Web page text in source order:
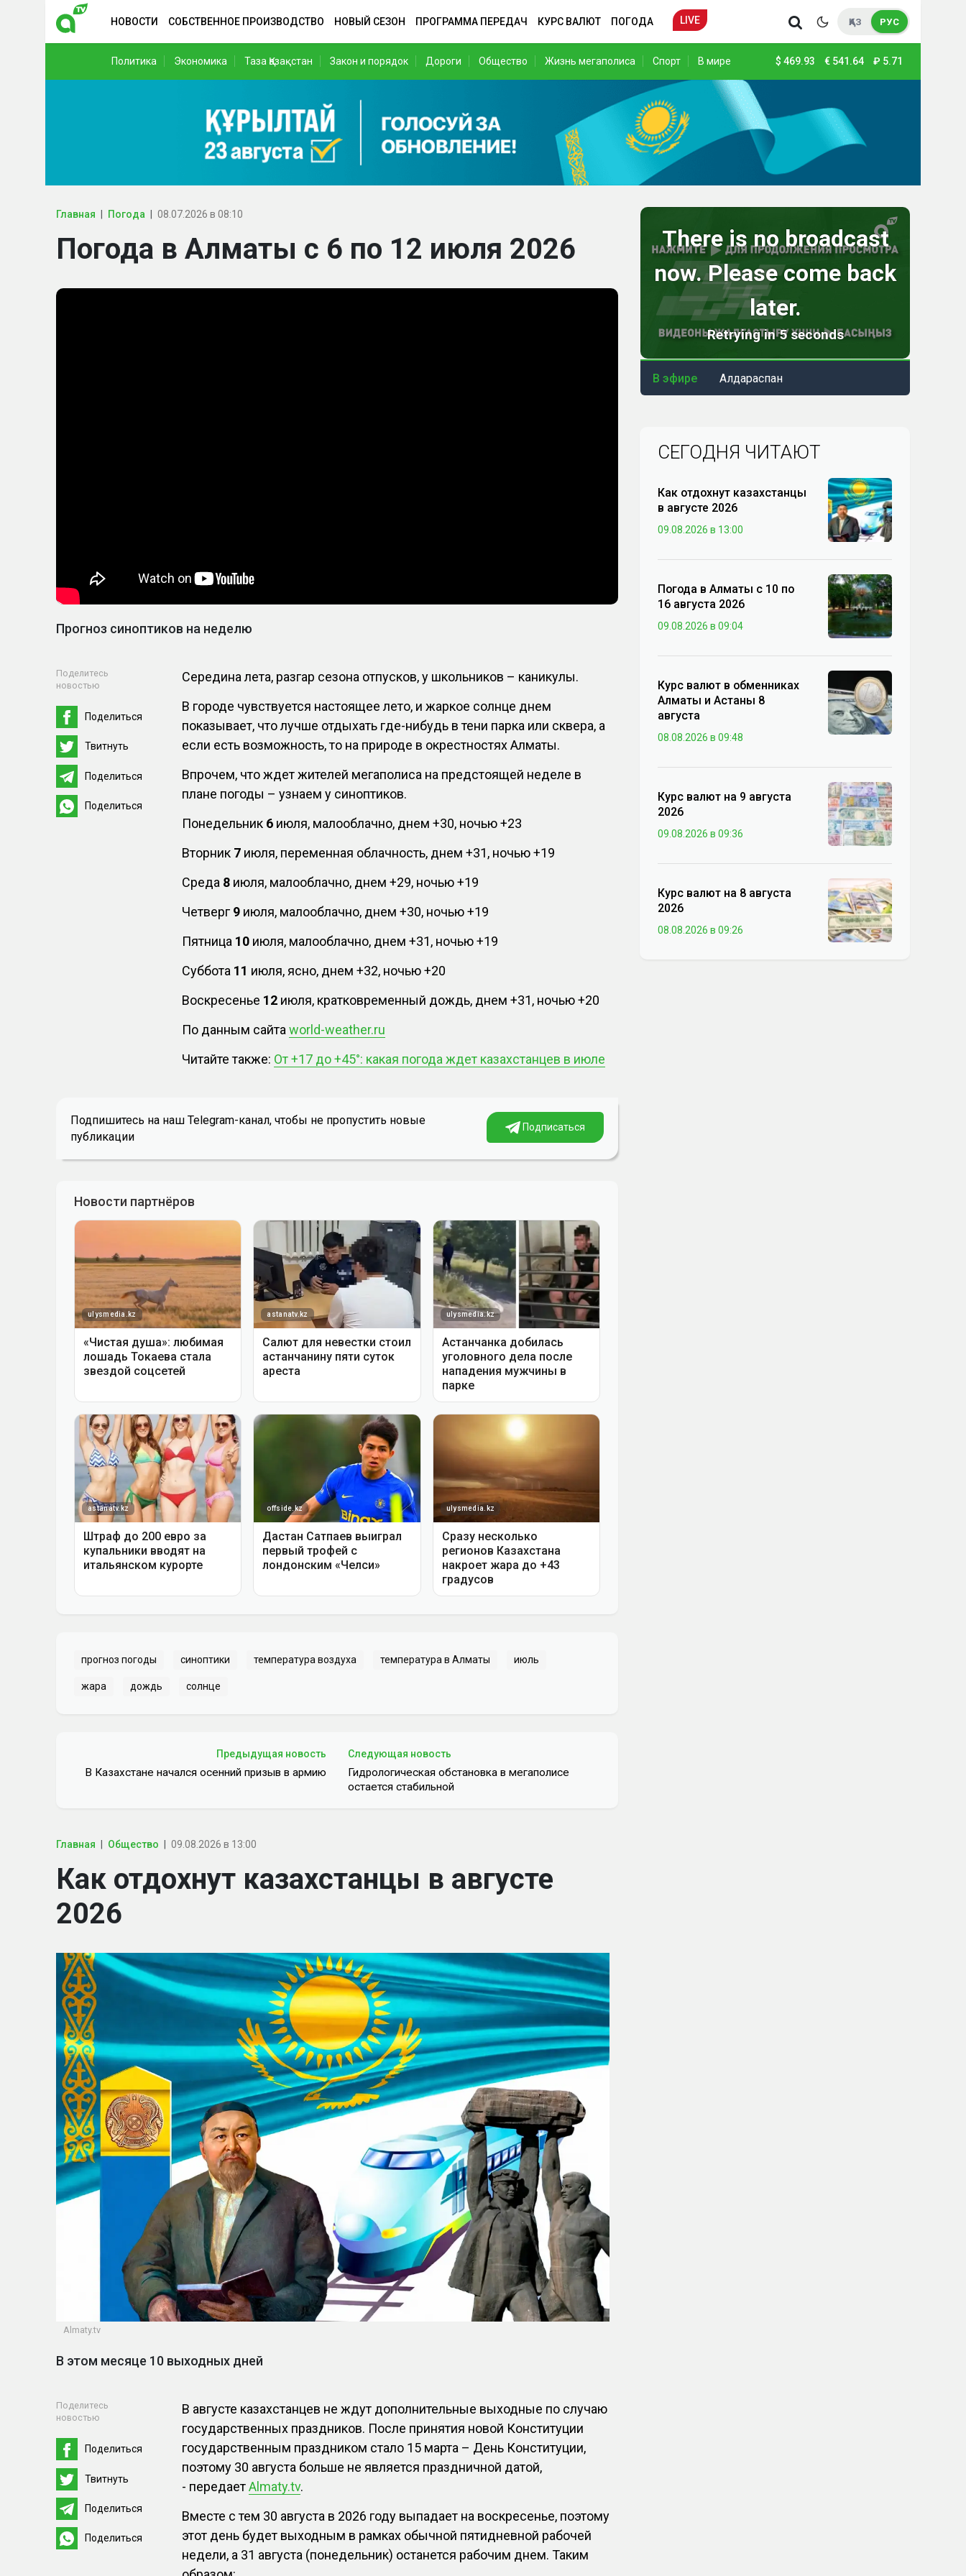
НОВОСТИ СОБСТВЕННОЕ ПРОИЗВОДСТВО НОВЫЙ СЕЗОН ПРОГРАММА ПЕРЕДАЧ КУРС ВАЛЮТ ПОГОДА LIVE ҚАЗ РУС
Политика Экономика Таза Қазақстан Закон и порядок Дороги Общество Жизнь мегаполиса Спорт В мире $ 469.93 € 541.64 ₽ 5.71
Главная Погода 08.07.2026 в 08:10
Погода в Алматы с 6 по 12 июля 2026
Прогноз синоптиков на неделю
Поделитесь
новостью
Поделиться
Твитнуть
Поделиться
Поделиться
Середина лета, разгар сезона отпусков, у школьников – каникулы.
В городе чувствуется настоящее лето, и жаркое солнце днем
показывает, что лучше отдыхать где-нибудь в тени парка или сквера, а
если есть возможность, то на природе в окрестностях Алматы.
Впрочем, что ждет жителей мегаполиса на предстоящей неделе в
плане погоды – узнаем у синоптиков.
Понедельник 6 июля, малооблачно, днем +30, ночью +23
Вторник 7 июля, переменная облачность, днем +31, ночью +19
Среда 8 июля, малооблачно, днем +29, ночью +19
Четверг 9 июля, малооблачно, днем +30, ночью +19
Пятница 10 июля, малооблачно, днем +31, ночью +19
Суббота 11 июля, ясно, днем +32, ночью +20
Воскресенье 12 июля, кратковременный дождь, днем +31, ночью +20
По данным сайтаworld-weather.ru
Читайте также: От +17 до +45°: какая погода ждет казахстанцев в июле
Подпишитесь на наш Telegram-канал, чтобы не пропустить новые
публикации
Подписаться
прогноз погоды синоптики температура воздуха температура в Алматы июль
жара дождь солнце
Предыдущая новость
В Казахстане начался осенний призыв в армию
Следующая новость
Гидрологическая обстановка в мегаполисе
остается стабильной
Главная Общество 09.08.2026 в 13:00
Как отдохнут казахстанцы в августе
2026
Almaty.tv
В этом месяце 10 выходных дней
Поделитесь
новостью
Поделиться
Твитнуть
Поделиться
Поделиться
В августе казахстанцев не ждут дополнительные выходные по случаю
государственных праздников. После принятия новой Конституции
государственным праздником стало 15 марта – День Конституции,
поэтому 30 августа больше не является праздничной датой,
- передаетAlmaty.tv.
Вместе с тем 30 августа в 2026 году выпадает на воскресенье, поэтому
этот день будет выходным в рамках обычной пятидневной рабочей
недели, а 31 августа (понедельник) останется рабочим днем. Таким
В эфире Алдараспан
СЕГОДНЯ ЧИТАЮТ
Как отдохнут казахстанцы
в августе 2026
09.08.2026 в 13:00
Погода в Алматы с 10 по
16 августа 2026
09.08.2026 в 09:04
Курс валют в обменниках
Алматы и Астаны 8
августа
08.08.2026 в 09:48
Курс валют на 9 августа
2026
09.08.2026 в 09:36
Курс валют на 8 августа
2026
08.08.2026 в 09:26